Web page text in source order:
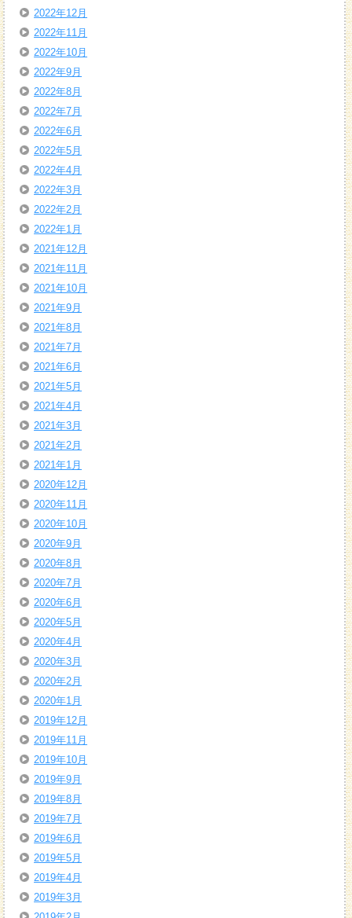
2022年12月
2022年11月
2022年10月
2022年9月
2022年8月
2022年7月
2022年6月
2022年5月
2022年4月
2022年3月
2022年2月
2022年1月
2021年12月
2021年11月
2021年10月
2021年9月
2021年8月
2021年7月
2021年6月
2021年5月
2021年4月
2021年3月
2021年2月
2021年1月
2020年12月
2020年11月
2020年10月
2020年9月
2020年8月
2020年7月
2020年6月
2020年5月
2020年4月
2020年3月
2020年2月
2020年1月
2019年12月
2019年11月
2019年10月
2019年9月
2019年8月
2019年7月
2019年6月
2019年5月
2019年4月
2019年3月